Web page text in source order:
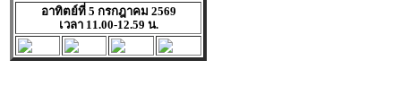
อาทิตย์ที่ 5 กรกฎาคม 2569
เวลา 11.00-12.59 น.